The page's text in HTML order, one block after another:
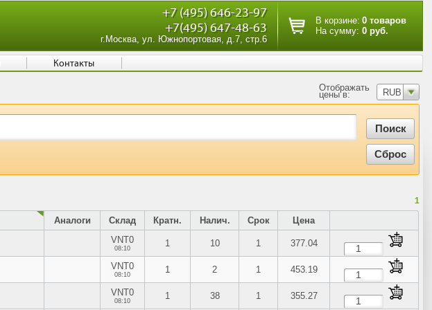
RUB
Отображать
цены в:
1
Аналоги Склад Кратн. Налич. Срок Цена
VNT0
08:10 1 10 1 377.04
VNT0
08:10 1 2 1 453.19
VNT0
08:10 1 38 1 355.27
Контакты
+7 (495) 646-23-97
+7(495) 647-48-63
г.Москва, ул. Южнопортовая, д.7, стр.6
В корзине: 0 товаров
На сумму: 0 руб.